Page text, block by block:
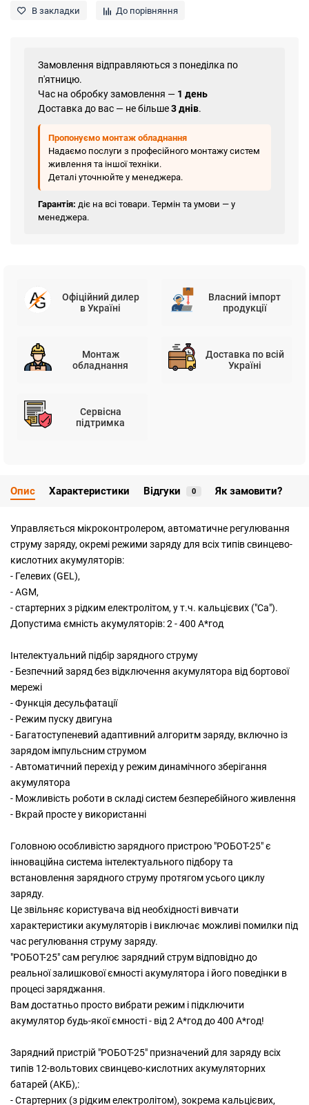
В закладки До порівняння
Замовлення відправляються з понеділка по
п'ятницю.
Час на обробку замовлення — 1 день
Доставка до вас — не більше3 днів.
Пропонуємо монтаж обладнання
Надаємо послуги з професійного монтажу систем
живлення та іншої техніки.
Деталі уточнюйте у менеджера.
Гарантія: діє на всі товари. Термін та умови — у
менеджера.
Офіційний дилер
в Україні
Власний імпорт
продукції
Монтаж
обладнання
Доставка по всій
Україні
Сервісна
підтримка
Опис Характеристики Відгуки 0 Як замовити?
Управляється мікроконтролером, автоматичне регулювання
струму заряду, окремі режими заряду для всіх типів свинцево-
кислотних акумуляторів:
- Гелевих (GEL),
- AGM,
- стартерних з рідким електролітом, у т.ч. кальцієвих ("Ca").
Допустима ємність акумуляторів: 2 - 400 А*год
Інтелектуальний підбір зарядного струму
- Безпечний заряд без відключення акумулятора від бортової
мережі
- Функція десульфатації
- Режим пуску двигуна
- Багатоступеневий адаптивний алгоритм заряду, включно із
зарядом імпульсним струмом
- Автоматичний перехід у режим динамічного зберігання
акумулятора
- Можливість роботи в складі систем безперебійного живлення
- Вкрай просте у використанні
Головною особливістю зарядного пристрою "РОБОТ-25" є
інноваційна система інтелектуального підбору та
встановлення зарядного струму протягом усього циклу
заряду.
Це звільняє користувача від необхідності вивчати
характеристики акумуляторів і виключає можливі помилки під
час регулювання струму заряду.
"РОБОТ-25" сам регулює зарядний струм відповідно до
реальної залишкової ємності акумулятора і його поведінки в
процесі заряджання.
Вам достатньо просто вибрати режим і підключити
акумулятор будь-якої ємності - від 2 А*год до 400 А*год!
Зарядний пристрій "РОБОТ-25" призначений для заряду всіх
типів 12-вольтових свинцево-кислотних акумуляторних
батарей (АКБ),:
- Стартерних (з рідким електролітом), зокрема кальцієвих,